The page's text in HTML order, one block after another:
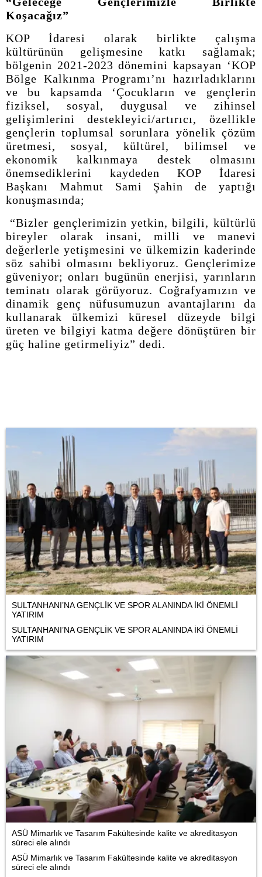
Koşacağız”
KOP İdaresi olarak birlikte çalışma
kültürünün gelişmesine katkı sağlamak;
bölgenin 2021-2023 dönemini kapsayan ‘KOP
Bölge Kalkınma Programı’nı hazırladıklarını
ve bu kapsamda ‘Çocukların ve gençlerin
fiziksel, sosyal, duygusal ve zihinsel
gelişimlerini destekleyici/artırıcı, özellikle
gençlerin toplumsal sorunlara yönelik çözüm
üretmesi, sosyal, kültürel, bilimsel ve
ekonomik kalkınmaya destek olmasını
önemsediklerini kaydeden KOP İdaresi
Başkanı Mahmut Sami Şahin de yaptığı
konuşmasında;
“Bizler gençlerimizin yetkin, bilgili, kültürlü
bireyler olarak insani, milli ve manevi
değerlerle yetişmesini ve ülkemizin kaderinde
söz sahibi olmasını bekliyoruz. Gençlerimize
güveniyor; onları bugünün enerjisi, yarınların
teminatı olarak görüyoruz. Coğrafyamızın ve
dinamik genç nüfusumuzun avantajlarını da
kullanarak ülkemizi küresel düzeyde bilgi
üreten ve bilgiyi katma değere dönüştüren bir
güç haline getirmeliyiz” dedi.
SULTANHANI’NA GENÇLİK VE SPOR ALANINDA İKİ ÖNEMLİ
YATIRIM
SULTANHANI’NA GENÇLİK VE SPOR ALANINDA İKİ ÖNEMLİ
YATIRIM
ASÜ Mimarlık ve Tasarım Fakültesinde kalite ve akreditasyon
süreci ele alındı
ASÜ Mimarlık ve Tasarım Fakültesinde kalite ve akreditasyon
süreci ele alındı